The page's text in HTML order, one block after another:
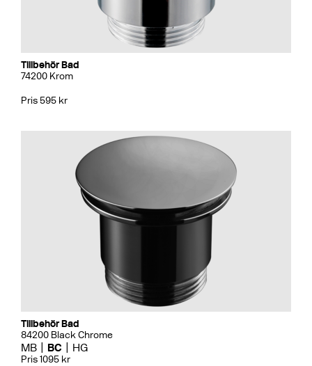
Tillbehör Bad
74200 Krom
Pris 595 kr
Tillbehör Bad
84200 Black Chrome
MB BC HG
Pris 1095 kr